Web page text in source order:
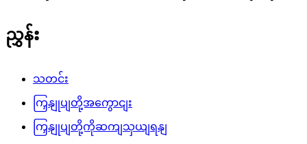
ညွှန်း
သတင်း
ကြှနျုပျတို့အကွောငျး
ကြှနျုပျတို့ကိုဆကျသှယျရနျ